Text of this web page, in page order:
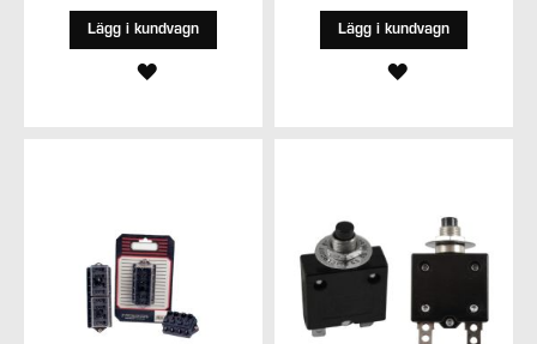
Lägg i kundvagn
LÄGG
Lägg i kundvagn
LÄGG